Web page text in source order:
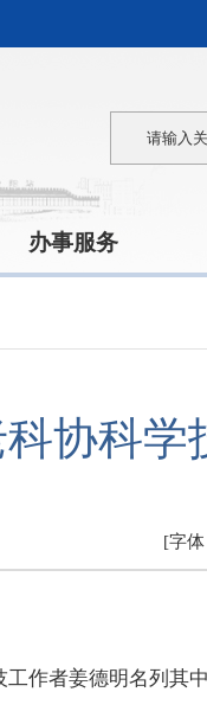
办事服务
协科学
[字体
作者姜德明名列其